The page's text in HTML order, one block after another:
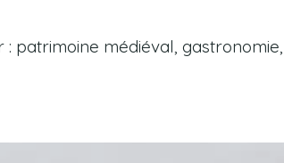
patrimoine médiéval, gastronomie,